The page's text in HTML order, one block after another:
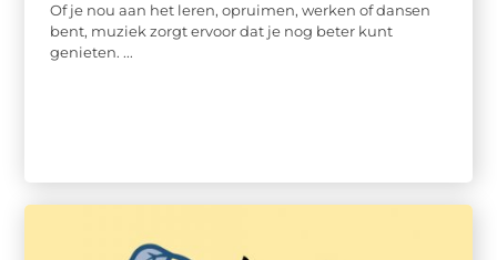
Of je nou aan het leren, opruimen, werken of dansen
bent, muziek zorgt ervoor dat je nog beter kunt
genieten. ...